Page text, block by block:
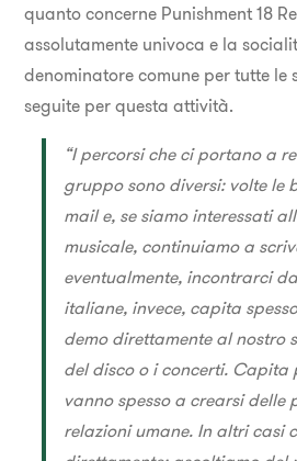
quanto concerne Punishment 18
assolutamente univoca e la
denominatore comune per tutte le
seguite per questa attività.
“I percorsi che ci portano a
gruppo sono diversi: volte le
mail e, se siamo interessati
musicale, continuiamo a
eventualmente, incontrarci
italiane, invece, capita
demo direttamente al nostro
del disco o i concerti. Capita
vanno spesso a crearsi delle
relazioni umane. In altri casi